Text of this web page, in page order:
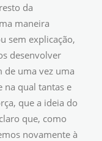
da
maneira
sem explicação,
desenvolver
de uma vez uma
na qual tantas e
que a ideia do
que, como
novamente à